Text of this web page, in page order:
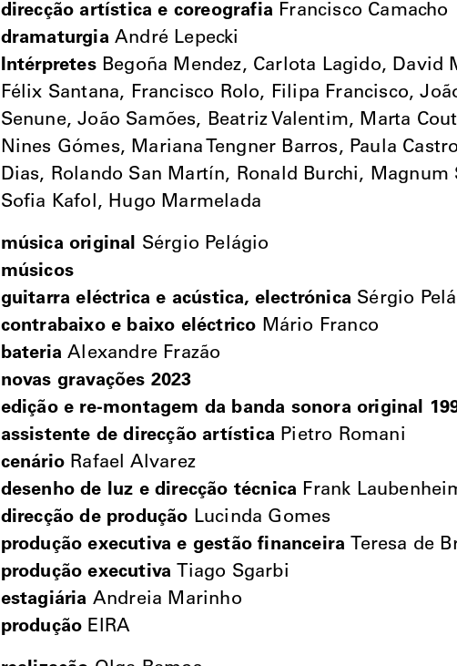
direcção artística e coreografia Francisco Camacho
dramaturgia André Lepecki
IntérpretesBegoña Mendez, Carlota Lagido, David
Félix Santana, Francisco Rolo, Filipa Francisco,
Senune, João Samões, Beatriz Valentim, Marta
Nines Gómes, Mariana Tengner Barros, Paula
Dias, Rolando San Martín, Ronald Burchi, Magnum
Sofia Kafol, Hugo Marmelada
música original Sérgio Pelágio
músicos
guitarra eléctrica e acústica, electrónica Sérgio
contrabaixo e baixo eléctrico Mário Franco
bateria Alexandre Frazão
novas gravações 2023
edição e re-montagem da banda sonora original
assistente de direcção artística Pietro Romani
cenárioRafael Alvarez
desenho de luz e direcção técnica Frank
direcção de produção Lucinda Gomes
produção executiva e gestão financeira Teresa de
produção executiva Tiago Sgarbi
estagiária Andreia Marinho
produção EIRA